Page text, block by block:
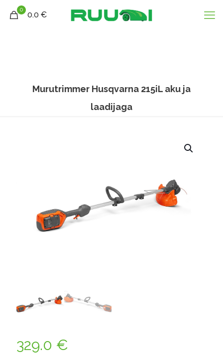
0
0.0 €
Murutrimmer Husqvarna 215iL aku ja
laadijaga
329.0 €